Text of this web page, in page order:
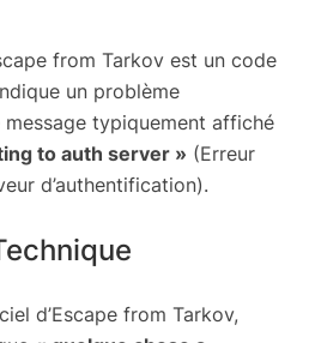
from Tarkov est un code
un problème
message typiquement affiché
to auth server » (Erreur
d’authentification).
d’Escape from Tarkov,